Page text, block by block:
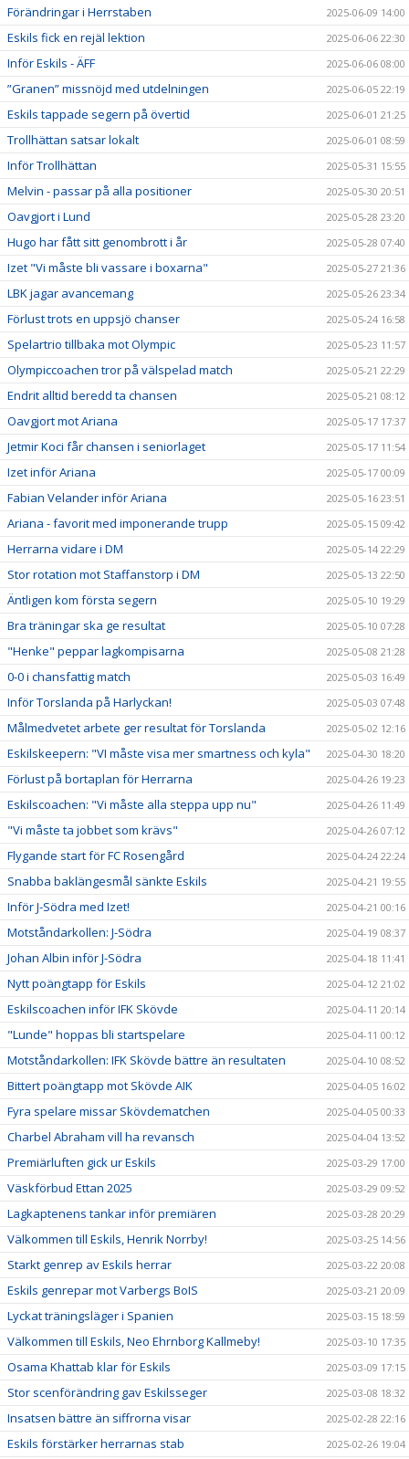
Förändringar i Herrstaben 2025-06-09 14:00
Eskils fick en rejäl lektion 2025-06-06 22:30
Inför Eskils - ÄFF 2025-06-06 08:00
”Granen” missnöjd med utdelningen 2025-06-05 22:19
Eskils tappade segern på övertid 2025-06-01 21:25
Trollhättan satsar lokalt 2025-06-01 08:59
Inför Trollhättan 2025-05-31 15:55
Melvin - passar på alla positioner 2025-05-30 20:51
Oavgjort i Lund 2025-05-28 23:20
Hugo har fått sitt genombrott i år 2025-05-28 07:40
Izet "Vi måste bli vassare i boxarna" 2025-05-27 21:36
LBK jagar avancemang 2025-05-26 23:34
Förlust trots en uppsjö chanser 2025-05-24 16:58
Spelartrio tillbaka mot Olympic 2025-05-23 11:57
Olympiccoachen tror på välspelad match 2025-05-21 22:29
Endrit alltid beredd ta chansen 2025-05-21 08:12
Oavgjort mot Ariana 2025-05-17 17:37
Jetmir Koci får chansen i seniorlaget 2025-05-17 11:54
Izet inför Ariana 2025-05-17 00:09
Fabian Velander inför Ariana 2025-05-16 23:51
Ariana - favorit med imponerande trupp 2025-05-15 09:42
Herrarna vidare i DM 2025-05-14 22:29
Stor rotation mot Staffanstorp i DM 2025-05-13 22:50
Äntligen kom första segern 2025-05-10 19:29
Bra träningar ska ge resultat 2025-05-10 07:28
"Henke" peppar lagkompisarna 2025-05-08 21:28
0-0 i chansfattig match 2025-05-03 16:49
Inför Torslanda på Harlyckan! 2025-05-03 07:48
Målmedvetet arbete ger resultat för Torslanda 2025-05-02 12:16
Eskilskeepern: "VI måste visa mer smartness och kyla" 2025-04-30 18:20
Förlust på bortaplan för Herrarna 2025-04-26 19:23
Eskilscoachen: "Vi måste alla steppa upp nu" 2025-04-26 11:49
"Vi måste ta jobbet som krävs" 2025-04-26 07:12
Flygande start för FC Rosengård 2025-04-24 22:24
Snabba baklängesmål sänkte Eskils 2025-04-21 19:55
Inför J-Södra med Izet! 2025-04-21 00:16
Motståndarkollen: J-Södra 2025-04-19 08:37
Johan Albin inför J-Södra 2025-04-18 11:41
Nytt poängtapp för Eskils 2025-04-12 21:02
Eskilscoachen inför IFK Skövde 2025-04-11 20:14
"Lunde" hoppas bli startspelare 2025-04-11 00:12
Motståndarkollen: IFK Skövde bättre än resultaten 2025-04-10 08:52
Bittert poängtapp mot Skövde AIK 2025-04-05 16:02
Fyra spelare missar Skövdematchen 2025-04-05 00:33
Charbel Abraham vill ha revansch 2025-04-04 13:52
Premiärluften gick ur Eskils 2025-03-29 17:00
Väskförbud Ettan 2025 2025-03-29 09:52
Lagkaptenens tankar inför premiären 2025-03-28 20:29
Välkommen till Eskils, Henrik Norrby! 2025-03-25 14:56
Starkt genrep av Eskils herrar 2025-03-22 20:08
Eskils genrepar mot Varbergs BoIS 2025-03-21 20:09
Lyckat träningsläger i Spanien 2025-03-15 18:59
Välkommen till Eskils, Neo Ehrnborg Kallmeby! 2025-03-10 17:35
Osama Khattab klar för Eskils 2025-03-09 17:15
Stor scenförändring gav Eskilsseger 2025-03-08 18:32
Insatsen bättre än siffrorna visar 2025-02-28 22:16
Eskils förstärker herrarnas stab 2025-02-26 19:04